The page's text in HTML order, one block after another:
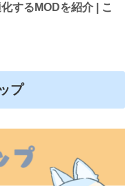
するMODを紹介 | こ
プ